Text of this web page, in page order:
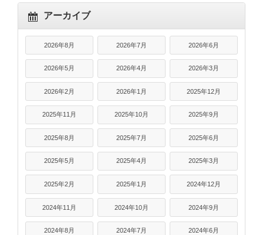
アーカイブ
2026年8月 2026年7月 2026年6月
2026年5月 2026年4月 2026年3月
2026年2月 2026年1月 2025年12月
2025年11月 2025年10月 2025年9月
2025年8月 2025年7月 2025年6月
2025年5月 2025年4月 2025年3月
2025年2月 2025年1月 2024年12月
2024年11月 2024年10月 2024年9月
2024年8月 2024年7月 2024年6月